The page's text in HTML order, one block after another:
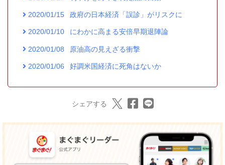
2020/01/15 政府の日本経済「誤診」がリスクに
2020/01/10 にわかに高まる安倍早期退陣論
2020/01/08 原油高の見えざる衝撃
2020/01/06 好調米国経済に死角はないか
シェアする